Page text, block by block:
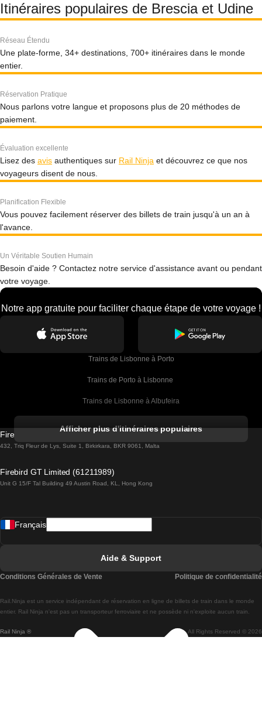
Itinéraires populaires de Brescia et Udine
Réseau Étendu
Une plate-forme, 34+ destinations, 700+ itinéraires dans le monde
entier.
Réservation Pratique
Nous parlons votre langue et proposons plus de 20 méthodes de
paiement.
Évaluation excellente
Lisez des avis authentiques sur Rail Ninja et découvrez ce que nos
voyageurs disent de nous.
Planification Flexible
Vous pouvez facilement réserver des billets de train jusqu'à un an à
l'avance.
Un Véritable Soutien Humain
Besoin d'aide ? Contactez notre service d'assistance avant ou pendant
votre voyage.
Notre app gratuite pour faciliter chaque étape de votre voyage !
Trains de Lisbonne à Porto
Trains de Porto à Lisbonne
Trains de Lisbonne à Albufeira
Trains de Lisbonne à Lagos
Trains de Lisbonne à Madrid
Trains de Lisbonne à Braga
Trains de Braga à Lisbonne
Afficher plus d'itinéraires populaires
Firebird GT Limited (OC 1451)
432, Triq Fleur de Lys, Suite 1, Birkirkara, BKR 9061, Malta
Firebird GT Limited (61211989)
Unit G 15/F Tal Building 49 Austin Road, KL, Hong Kong
Rail Ninja ® All Rights Reserved © 2026
Rail.Ninja est un service indépendant de réservation en ligne de billets de train dans le monde
entier. Rail Ninja n'est pas un transporteur ferroviaire et ne possède ni n'exploite aucun train.
Français
Aide & Support
Conditions Générales de Vente Politique de confidentialité